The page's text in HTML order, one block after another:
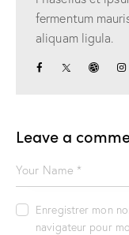
fermentum
aliquam ligula.
Leave a
Enregistrer mon
navigateur pour